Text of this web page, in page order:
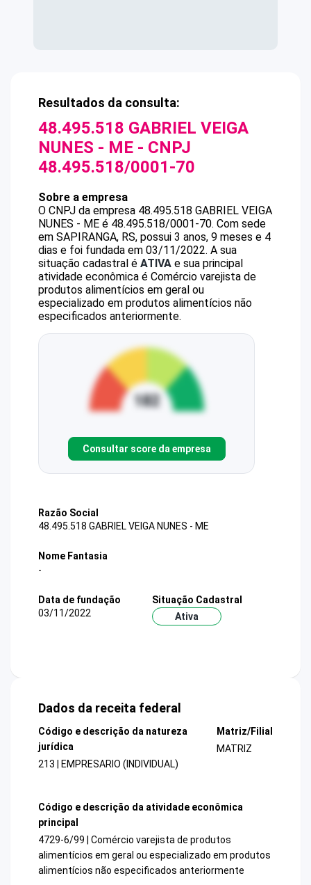
Resultados da consulta:
48.495.518 GABRIEL VEIGA
NUNES - ME - CNPJ
48.495.518/0001-70
Sobre a empresa
O CNPJ da empresa 48.495.518 GABRIEL VEIGA
NUNES - ME é 48.495.518/0001-70. Com sede
em SAPIRANGA, RS, possui 3 anos, 9 meses e 4
dias e foi fundada em 03/11/2022. A sua
situação cadastral é ATIVA e sua principal
atividade econômica é Comércio varejista de
produtos alimentícios em geral ou
especializado em produtos alimentícios não
especificados anteriormente.
Consultar score da empresa
Razão Social
48.495.518 GABRIEL VEIGA NUNES - ME
Nome Fantasia
-
Data de fundação
03/11/2022
Situação Cadastral
Ativa
Dados da receita federal
Código e descrição da natureza
jurídica
213 | EMPRESARIO (INDIVIDUAL)
Matriz/Filial
MATRIZ
Código e descrição da atividade econômica
principal
4729-6/99 | Comércio varejista de produtos
alimentícios em geral ou especializado em produtos
alimentícios não especificados anteriormente